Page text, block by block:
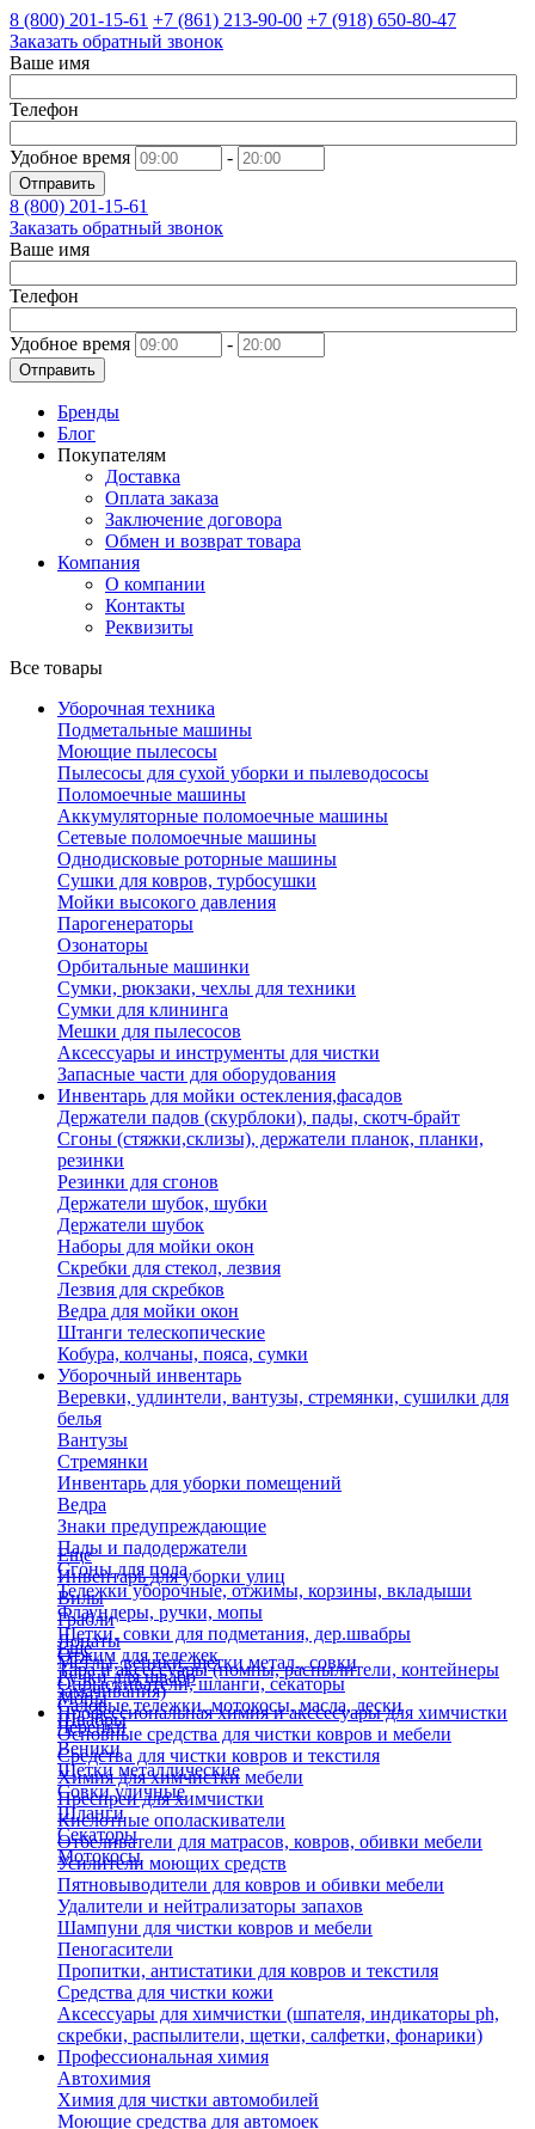
8 (800) 201-15-61 +7 (861) 213-90-00 +7 (918) 650-80-47
Заказать обратный звонок
Ваше имя
Телефон
Удобное время -
Отправить
8 (800) 201-15-61
Заказать обратный звонок
Ваше имя
Телефон
Удобное время -
Отправить
Бренды
Блог
Покупателям
Доставка
Оплата заказа
Заключение договора
Обмен и возврат товара
Компания
О компании
Контакты
Реквизиты
Все товары
Уборочная техника
Подметальные машины
Моющие пылесосы
Пылесосы для сухой уборки и пылеводососы
Поломоечные машины
Аккумуляторные поломоечные машины
Сетевые поломоечные машины
Однодисковые роторные машины
Сушки для ковров, турбосушки
Мойки высокого давления
Парогенераторы
Озонаторы
Орбитальные машинки
Сумки, рюкзаки, чехлы для техники
Сумки для клининга
Мешки для пылесосов
Аксессуары и инструменты для чистки
Запасные части для оборудования
Инвентарь для мойки остекления,фасадов
Держатели падов (скурблоки), пады, скотч-брайт
Сгоны (стяжки,склизы), держатели планок, планки,
резинки
Резинки для сгонов
Держатели шубок, шубки
Держатели шубок
Наборы для мойки окон
Скребки для стекол, лезвия
Лезвия для скребков
Ведра для мойки окон
Штанги телескопические
Кобура, колчаны, пояса, сумки
Уборочный инвентарь
Веревки, удлинтели, вантузы, стремянки, сушилки для
белья
Вантузы
Стремянки
Инвентарь для уборки помещений
Ведра
Знаки предупреждающие
Пады и падодержатели
Сгоны для пола
Тележки уборочные, отжимы, корзины, вкладыши
Флаундеры, ручки, мопы
Щетки, совки для подметания, дер.швабры
Отжим для тележек
Ручки для швабр
Мопы
Швабры
Еще
Инвентарь для уборки улиц
Вилы
Грабли
Лопаты
Метлы, веники, щетки метал., совки
Опрыскиватели, шланги, секаторы
Садовые тележки, мотокосы, масла, лески
Черенки
Веники
Щетки металлические
Совки уличные
Шланги
Секаторы
Мотокосы
Еще
Тара и аксессуары (помпы, распылители, контейнеры
замачивания)
Профессиональная химия и акссесуары для химчистки
Основные средства для чистки ковров и мебели
Средства для чистки ковров и текстиля
Химия для химчистки мебели
Преспреи для химчистки
Кислотные ополаскиватели
Отбеливатели для матрасов, ковров, обивки мебели
Усилители моющих средств
Пятновыводители для ковров и обивки мебели
Удалители и нейтрализаторы запахов
Шампуни для чистки ковров и мебели
Пеногасители
Пропитки, антистатики для ковров и текстиля
Средства для чистки кожи
Аксессуары для химчистки (шпателя, индикаторы ph,
скребки, распылители, щетки, салфетки, фонарики)
Профессиональная химия
Автохимия
Химия для чистки автомобилей
Моющие средства для автомоек